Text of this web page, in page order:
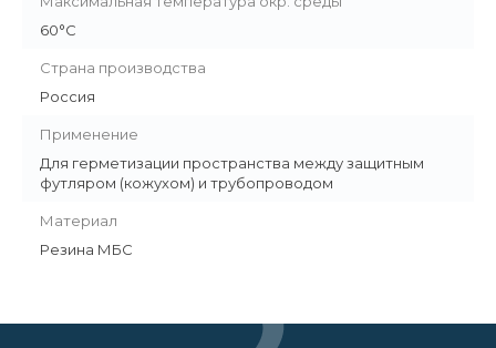
60°C
Страна производства
Россия
Применение
Для герметизации пространства между защитным
футляром (кожухом) и трубопроводом
Материал
Резина МБС